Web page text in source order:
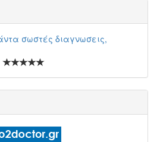
σωστές διαγνωσεις,